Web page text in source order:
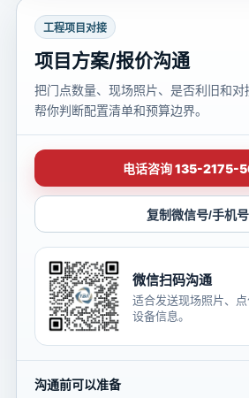
工程项目对接
项目方案/报价沟通
把门点数量、现场照片、是否利旧和
帮你判断配置清单和预算边界。
电话咨询 135-2175-
复制微信号/手机号
微信扫码沟通
适合发送现场照片、
设备信息。
沟通前可以准备